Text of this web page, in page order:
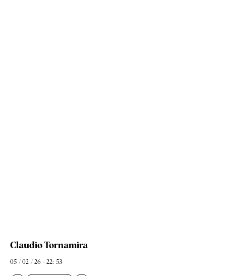
Claudio Tornamira
05 / 02 / 26 - 22: 53